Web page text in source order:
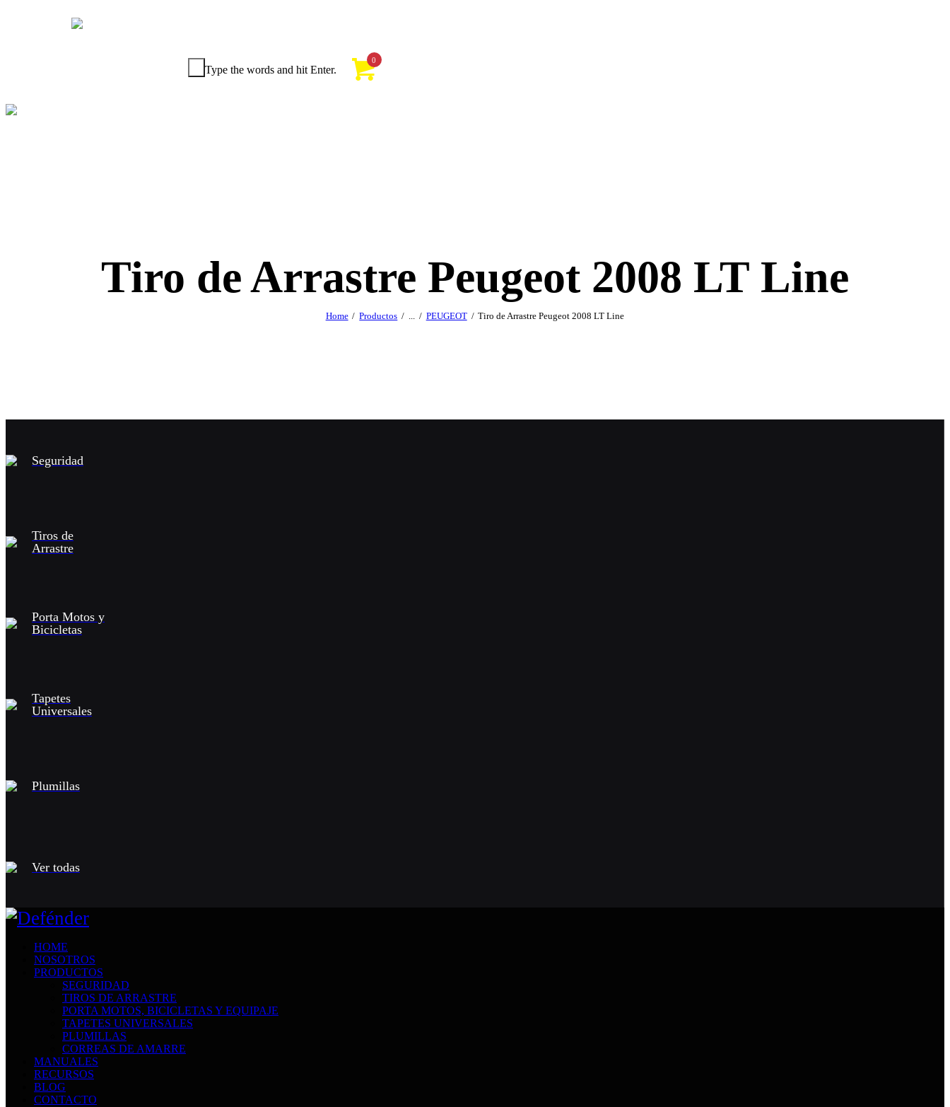
Type the words and hit Enter.
0
Tiro de Arrastre Peugeot 2008 LT Line
Home Productos PEUGEOT Tiro de Arrastre Peugeot 2008 LT Line
Seguridad
Tiros de
Arrastre
Porta Motos y
Bicicletas
Tapetes
Universales
Plumillas
Ver todas
HOME
NOSOTROS
PRODUCTOS
SEGURIDAD
TIROS DE ARRASTRE
PORTA MOTOS, BICICLETAS Y EQUIPAJE
TAPETES UNIVERSALES
PLUMILLAS
CORREAS DE AMARRE
MANUALES
RECURSOS
BLOG
CONTACTO